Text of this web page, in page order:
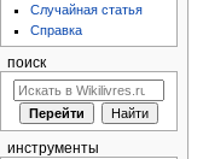
Случайная статья
Справка
поиск
инструменты